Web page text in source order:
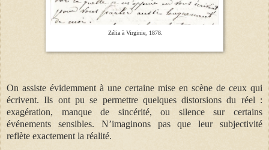
Zélia à Virginie, 1878.
On assiste évidemment à une certaine mise en scène de ceux qui
écrivent. Ils ont pu se permettre quelques distorsions du réel :
exagération, manque de sincérité, ou silence sur certains
événements sensibles. N’imaginons pas que leur subjectivité
reflète exactement la réalité.